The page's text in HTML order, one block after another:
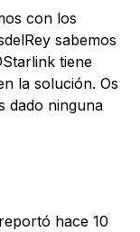
con los
sabemos
tiene
la solución. Os
dado ninguna
hace 10